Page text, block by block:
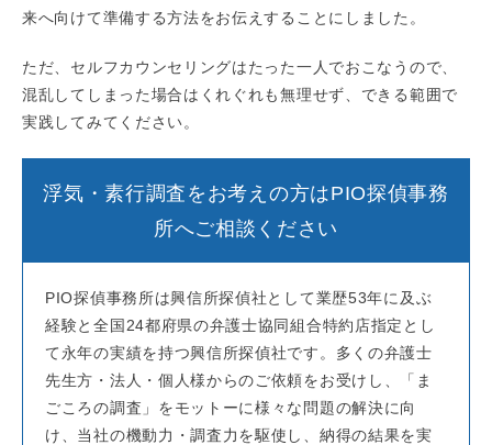
来へ向けて準備する方法をお伝えすることにしました。
ただ、セルフカウンセリングはたった一人でおこなうので、
混乱してしまった場合はくれぐれも無理せず、できる範囲で
実践してみてください。
浮気・素行調査をお考えの方はPIO探偵事務
所へご相談ください
PIO探偵事務所は興信所探偵社として業歴53年に及ぶ
経験と全国24都府県の弁護士協同組合特約店指定とし
て永年の実績を持つ興信所探偵社です。多くの弁護士
先生方・法人・個人様からのご依頼をお受けし、「ま
ごころの調査」をモットーに様々な問題の解決に向
け、当社の機動力・調査力を駆使し、納得の結果を実